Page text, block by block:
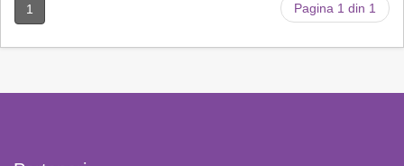
1 Pagina 1 din 1